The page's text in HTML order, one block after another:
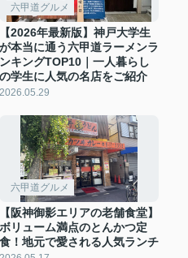
六甲道グルメ
【2026年最新版】神戸大学生
が本当に通う六甲道ラーメンラ
ンキングTOP10｜一人暮らし
の学生に人気の名店をご紹介
2026.05.29
六甲道グルメ
【阪神御影エリアの老舗食堂】
ボリューム満点のとんかつ定
食！地元で愛される人気ランチ